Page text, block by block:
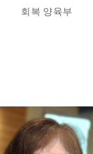
회복 양육부